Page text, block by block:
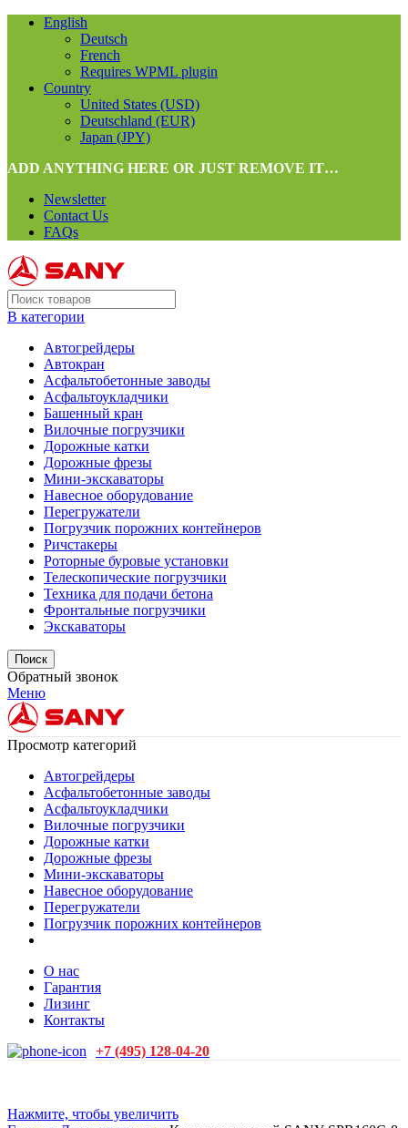
English
Deutsch
French
Requires WPML plugin
Country
United States (USD)
Deutschland (EUR)
Japan (JPY)
ADD ANYTHING HERE OR JUST REMOVE IT…
Newsletter
Contact Us
FAQs
В категории
Автогрейдеры
Автокран
Асфальтобетонные заводы
Асфальтоукладчики
Башенный кран
Вилочные погрузчики
Дорожные катки
Дорожные фрезы
Мини-экскаваторы
Навесное оборудование
Перегружатели
Погрузчик порожних контейнеров
Ричстакеры
Роторные буровые установки
Телескопические погрузчики
Техника для подачи бетона
Фронтальные погрузчики
Экскаваторы
Поиск
Обратный звонок
Меню
Просмотр категорий
Автогрейдеры
Асфальтобетонные заводы
Асфальтоукладчики
Вилочные погрузчики
Дорожные катки
Дорожные фрезы
Мини-экскаваторы
Навесное оборудование
Перегружатели
Погрузчик порожних контейнеров
О нас
Гарантия
Лизинг
Контакты
+7 (495) 128-04-20
Нажмите, чтобы увеличить